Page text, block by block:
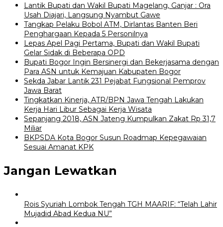
Lantik Bupati dan Wakil Bupati Magelang, Ganjar : Ora
Usah Diajari, Langsung Nyambut Gawe
Tangkap Pelaku Bobol ATM, Dirlantas Banten Beri
Penghargaan Kepada 5 Personilnya
Lepas Apel Pagi Pertama, Bupati dan Wakil Bupati
Gelar Sidak di Beberapa OPD
Bupati Bogor Ingin Bersinergi dan Bekerjasama dengan
Para ASN untuk Kemajuan Kabupaten Bogor
Sekda Jabar Lantik 231 Pejabat Fungsional Pemprov
Jawa Barat
Tingkatkan Kinerja, ATR/BPN Jawa Tengah Lakukan
Kerja Hari Libur Sebagai Kerja Wisata
Sepanjang 2018, ASN Jateng Kumpulkan Zakat Rp 31,7
Miliar
BKPSDA Kota Bogor Susun Roadmap Kepegawaian
Sesuai Amanat KPK
Jangan Lewatkan
Rois Syuriah Lombok Tengah TGH MAARIF: “Telah Lahir
Mujadid Abad Kedua NU”